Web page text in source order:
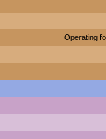
Operating